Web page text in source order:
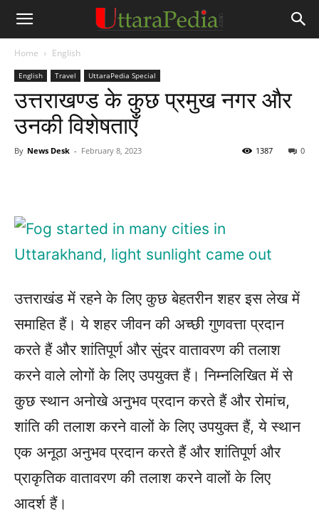
Home English
English Travel UttaraPedia Special
उत्तराखण्ड के कुछ प्रमुख नगर और
उनकी विशेषताएँ
By News Desk - February 8, 2023 0
1387
उत्तराखंड में रहने के लिए कुछ बेहतरीन शहर इस लेख में
समाहित हैं। ये शहर जीवन की अच्छी गुणवत्ता प्रदान
करते हैं और शांतिपूर्ण और सुंदर वातावरण की तलाश
करने वाले लोगों के लिए उपयुक्त हैं। निम्नलिखित में से
कुछ स्थान अनोखे अनुभव प्रदान करते हैं और रोमांच,
शांति की तलाश करने वालों के लिए उपयुक्त हैं, ये स्थान
एक अनूठा अनुभव प्रदान करते हैं और शांतिपूर्ण और
प्राकृतिक वातावरण की तलाश करने वालों के लिए
आदर्श हैं।